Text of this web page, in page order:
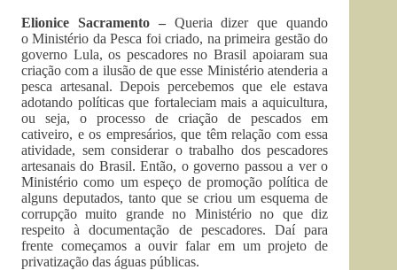
Elionice Sacramento –Queria dizer que quando
o Ministério da Pesca foi criado, na primeira gestão do
governo Lula, os pescadores no Brasil apoiaram sua
criação com a ilusão de que esse Ministério atenderia a
pesca artesanal. Depois percebemos que ele estava
adotando políticas que fortaleciam mais a aquicultura,
ou seja, o processo de criação de pescados em
cativeiro, e os empresários, que têm relação com essa
atividade, sem considerar o trabalho dos pescadores
artesanais do Brasil. Então, o governo passou a ver o
Ministério como um espeço de promoção política de
alguns deputados, tanto que se criou um esquema de
corrupção muito grande no Ministério no que diz
respeito à documentação de pescadores. Daí para
frente começamos a ouvir falar em um projeto de
privatização das águas públicas.